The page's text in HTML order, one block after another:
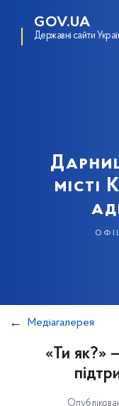
GOV.UA
Державні сайти
місті
Медіагалерея
«Ти як?»